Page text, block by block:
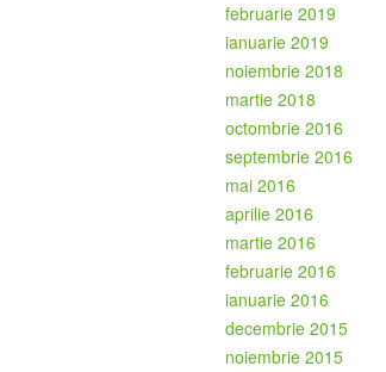
februarie 2019
ianuarie 2019
noiembrie 2018
martie 2018
octombrie 2016
septembrie 2016
mai 2016
aprilie 2016
martie 2016
februarie 2016
ianuarie 2016
decembrie 2015
noiembrie 2015